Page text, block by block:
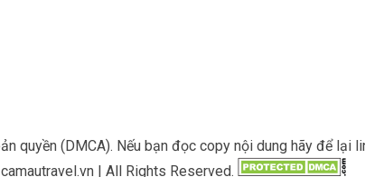
quyền (DMCA). Nếu bạn đọc copy nội dung hãy để
| All Rights Reserved.